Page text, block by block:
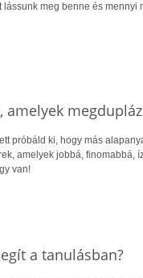
lássunk meg benne és mennyi
amelyek
próbáld ki, hogy más
amelyek jobbá, finomabbá,
van!
a tanulásban?